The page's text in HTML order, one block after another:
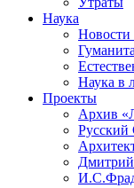
Наука
Наука в
Проекты
Архив
Русский